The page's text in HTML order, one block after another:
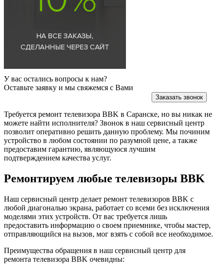
У вас остались вопросы к нам?
Оставьте заявку и мы свяжемся с Вами
Заказать звонок
Требуется ремонт телевизора BBK в Саранске, но вы никак не
можете найти исполнителя? Звонок в наш сервисный центр
позволит оперативно решить данную проблему. Мы починим
устройство в любом состоянии по разумной цене, а также
предоставим гарантию, являющуюся лучшим
подтверждением качества услуг.
Ремонтируем любые телевизоры BBK
Наш сервисный центр делает ремонт телевизоров BBK с
любой диагональю экрана, работает со всеми без исключения
моделями этих устройств. От вас требуется лишь
предоставить информацию о своем приемнике, чтобы мастер,
отправляющийся на вызов, мог взять с собой все необходимое.
Преимущества обращения в наш сервисный центр для
ремонта телевизора BBK очевидны: